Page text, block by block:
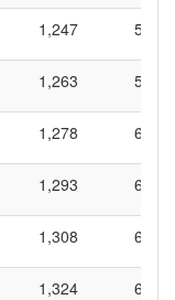
1,247 5,8
1,263 5,9
1,278 6,0
1,293 6,1
1,308 6,2
1,324 6,3